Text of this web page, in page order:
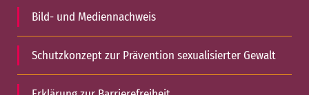
Bild- und Mediennachweis
Schutzkonzept zur Prävention sexualisierter Gewalt